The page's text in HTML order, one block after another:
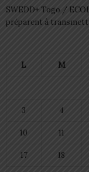
SWEDD+ Togo /
préparent à
L M
3 4
10 11
17 18